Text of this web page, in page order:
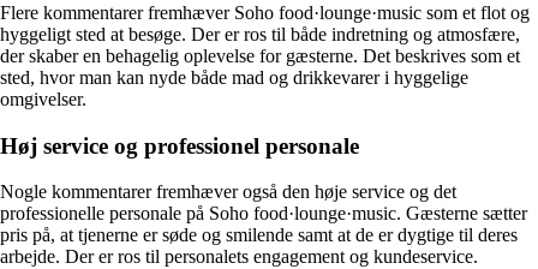
Flere kommentarer fremhæver Soho food·lounge·music som et flot og
hyggeligt sted at besøge. Der er ros til både indretning og atmosfære,
der skaber en behagelig oplevelse for gæsterne. Det beskrives som et
sted, hvor man kan nyde både mad og drikkevarer i hyggelige
omgivelser.
Høj service og professionel personale
Nogle kommentarer fremhæver også den høje service og det
professionelle personale på Soho food·lounge·music. Gæsterne sætter
pris på, at tjenerne er søde og smilende samt at de er dygtige til deres
arbejde. Der er ros til personalets engagement og kundeservice.